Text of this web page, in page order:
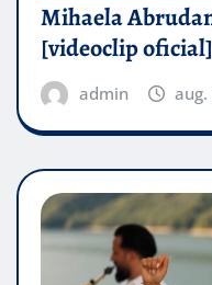
Mihaela
[videoclip oficial]
admin aug.